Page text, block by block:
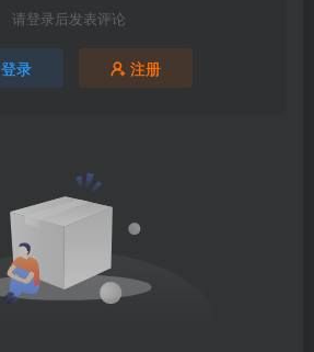
请登录后发表评论
登录 注册